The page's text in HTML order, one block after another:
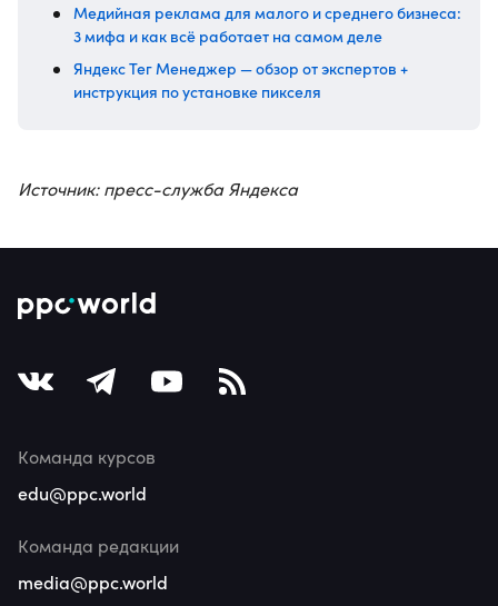
Медийная реклама для малого и среднего бизнеса:
3 мифа и как всё работает на самом деле
Яндекс Тег Менеджер — обзор от экспертов +
инструкция по установке пикселя
Источник: пресс-служба Яндекса
Команда курсов
edu@ppc.world
Команда редакции
media@ppc.world